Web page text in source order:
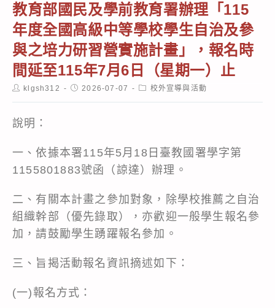
教育部國民及學前教育署辦理「115
年度全國高級中等學校學生自治及參
與之培力研習營實施計畫」，報名時
間延至115年7月6日（星期一）止
Postklgsh312
Post2026-07-07
Post校外宣導與活動
說明：
一、依據本署115年5月18日臺教國署學字第
1155801883號函（諒達）辦理。
二、有關本計畫之參加對象，除學校推薦之自治
組織幹部（優先錄取），亦歡迎一般學生報名參
加，請鼓勵學生踴躍報名參加。
三、旨揭活動報名資訊摘述如下：
(一)報名方式：